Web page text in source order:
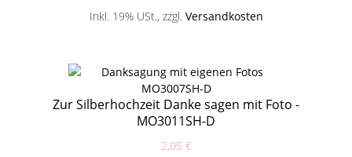
Inkl. 19% USt., zzgl. Versandkosten
Zur Silberhochzeit Danke sagen mit Foto -
MO3011SH-D
2,05 €